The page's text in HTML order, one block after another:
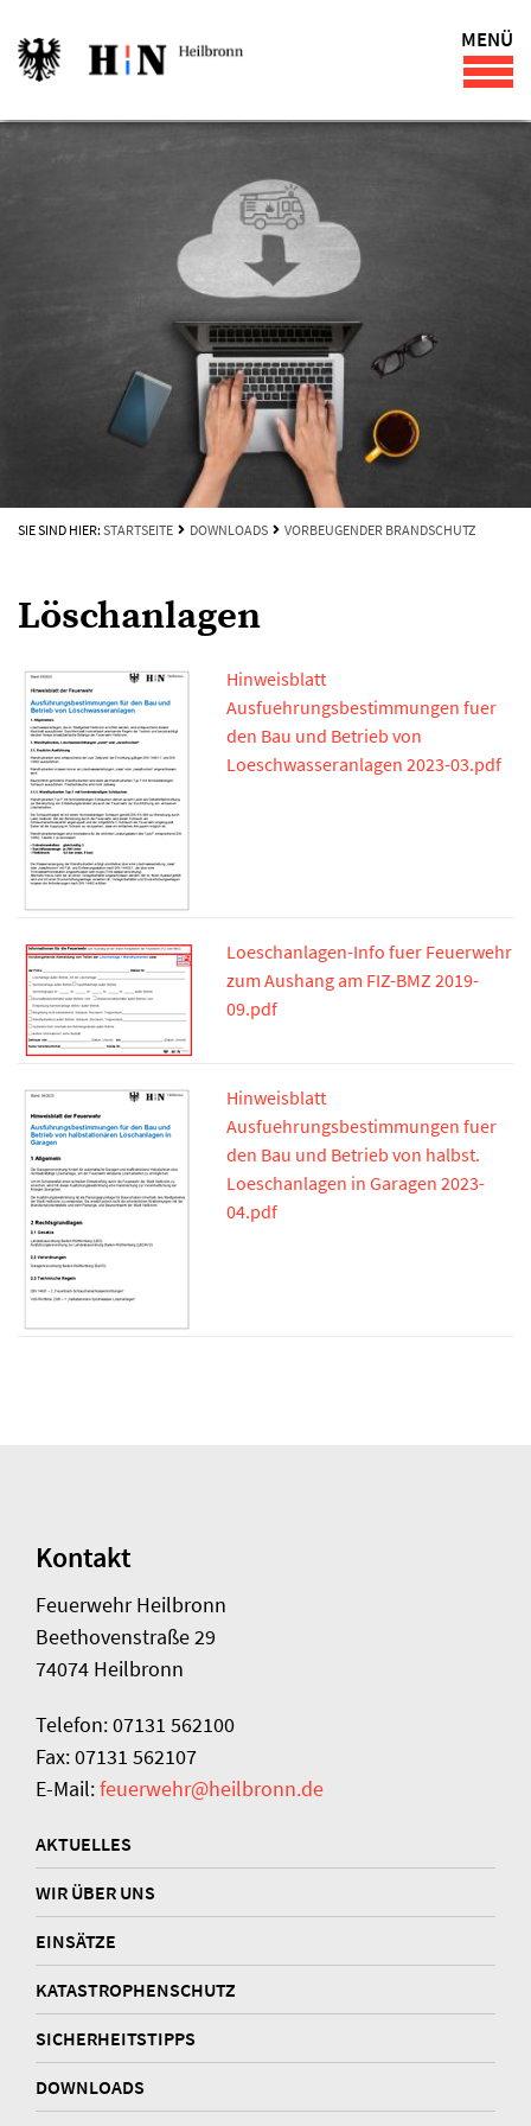
MENÜ
SIE SIND HIER: STARTSEITE DOWNLOADS VORBEUGENDER BRANDSCHUTZ
Löschanlagen
Hinweisblatt
Ausfuehrungsbestimmungen fuer
den Bau und Betrieb von
Loeschwasseranlagen 2023-03.pdf
Loeschanlagen-Info fuer Feuerwehr
zum Aushang am FIZ-BMZ 2019-
09.pdf
Hinweisblatt
Ausfuehrungsbestimmungen fuer
den Bau und Betrieb von halbst.
Loeschanlagen in Garagen 2023-
04.pdf
Kontakt
Feuerwehr Heilbronn
Beethovenstraße 29
74074 Heilbronn
Telefon: 07131 562100
Fax: 07131 562107
E-Mail:feuerwehr@heilbronn.de
AKTUELLES
WIR ÜBER UNS
EINSÄTZE
KATASTROPHENSCHUTZ
SICHERHEITSTIPPS
DOWNLOADS